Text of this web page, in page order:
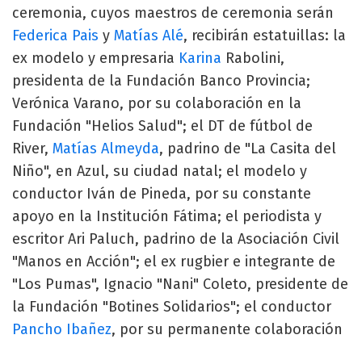
ceremonia, cuyos maestros de ceremonia serán
Federica Pais y Matías Alé, recibirán estatuillas: la
ex modelo y empresaria Karina Rabolini,
presidenta de la Fundación Banco Provincia;
Verónica Varano, por su colaboración en la
Fundación "Helios Salud"; el DT de fútbol de
River, Matías Almeyda, padrino de "La Casita del
Niño", en Azul, su ciudad natal; el modelo y
conductor Iván de Pineda, por su constante
apoyo en la Institución Fátima; el periodista y
escritor Ari Paluch, padrino de la Asociación Civil
"Manos en Acción"; el ex rugbier e integrante de
"Los Pumas", Ignacio "Nani" Coleto, presidente de
la Fundación "Botines Solidarios"; el conductor
Pancho Ibañez, por su permanente colaboración